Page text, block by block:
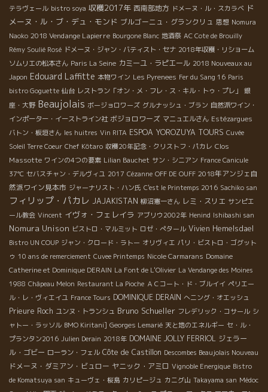
テラヴェール bistro soya 収穫2017年 西南部地方 ドメーヌ・ル・スカラベ ド
メーヌ・ル・ブ・デュ・モンド ブルゴーニュ・グランクリュ 思想 Nomura
Naoko 2018 Vendange Lapierre Bourgone Blanc 地酒祭 AC Cote de Brouilly
Rémy Soulié Rosé ドメーヌ・ジャン・バティスト・セナ 2018年収穫・リショーム
ソムリエの松本さん Paris La Seine カミーユ・ラピエール 2018 Nouveaux au
Japon Edouard Laffitte 本物ワイン Les Pyrenees Fer du Sang 16 Paris
bistro Goguette 仙台 レストラン「オン・メ・フレ・ス・キル・トゥ・プレ」
銀
座・大野 Beaujolais ボージョロワーズ グルナッシュ・ブラン 自然派ワイン・
インポーター・イーストライン社 ボジョロワーズ マニュエルさん Estézargues
バトン・板垣さん les huitres Vin RITA ESPOA YOROZUYA TOURS Cuvée
Soleil Terre Coeur Chef Kôtaro 収穫20年記念・クリストフ・パカレ Clos
Massotte ワインの4つの要素 Lilian Bauchet サン・シニアン France Canicule
37℃ セバスチャン・デルヴィユ 2017 Cézanne OFF DE OUFF 2018年アンジェ自
然派ワイン見本市 ジャーナリスト・ハン氏 C'est le Printemps 2016 Sachiko san
フィリップ・パカレ JAJAKISTAN 柳沼憲一さん レミ・スリエ サンピエ
ール教会 Vincent イヴォ・フェレイラ アブリウ2002年 Henind Ishibashi san
Nomura Unison ビストロ・マルミット ロゼ・ぺタール Vivien Hemelsdael
Bistro UN COUP ジャン・クロード・ラトー オリヴィエ パリ・ビストロ・ゴグット
ゥ 10 ans de remerciement Cuvee Printemps Nicole Carmarans Domaine
Catherine et Dominique DERAIN La Font de L'Olivier La Vendange des Moines
1988 Châpeau Melon Restaurant La Pioche ＡＣコート・ド・ブルイイ ペリエー
ル・レ・ヴィエイユ France Tours DOMINIQUE DERAIN へニング・オエッシュ
Prieure Roch ユンヌ・トランシュ Bruno Schueller フレデリック・コサール シ
ャトー・ラッソル BMO Kiritani] Georges Lemarié 天と地のエネルギー セ・ル・
プランタン2016 Julien Derain 2018年 DOMAINE JOLLY FERRIOL ジェラー
ル・ゴビー ローラン・フェル Côte de Castillon Descombes Beaujolais Nouveau
ドメーヌ・ダミアン・ビュロー ヤニック・アミロ Vignoble Energique Bistro
de Komatsuya san キューヴェ・桜島 カリピージュ カニグ山 Takayama san Médoc